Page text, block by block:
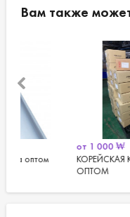
Вам также
КОРЕЙСКАЯ КОСМЕТИКА